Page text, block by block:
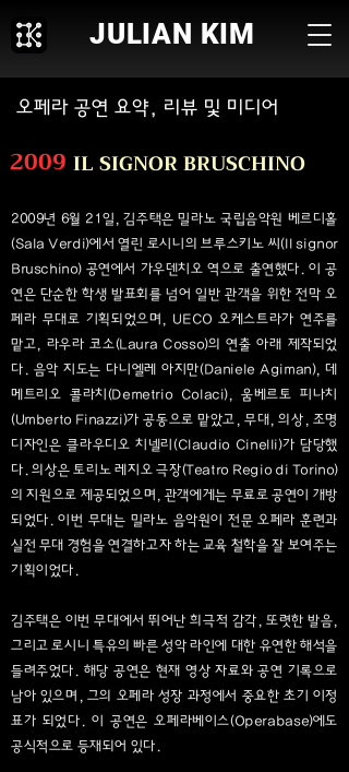
JULIAN KIM
오페라 공연 요약, 리뷰 및 미디어
2009 IL SIGNOR BRUSCHINO
2009년 6월 21일, 김주택은 밀라노 국립음악원 베르디홀
(Sala Verdi)에서 열린 로시니의 브루스키노 씨(Il signor
Bruschino) 공연에서 가우덴치오 역으로 출연했다. 이 공
연은 단순한 학생 발표회를 넘어 일반 관객을 위한 전막 오
페라 무대로 기획되었으며, UECO 오케스트라가 연주를
맡고, 라우라 코소(Laura Cosso)의 연출 아래 제작되었
다. 음악 지도는 다니엘레 아지만(Daniele Agiman), 데
메트리오 콜라치(Demetrio Colaci), 움베르토 피나치
(Umberto Finazzi)가 공동으로 맡았고, 무대, 의상, 조명
디자인은 클라우디오 치넬리(Claudio Cinelli)가 담당했
다. 의상은 토리노 레지오 극장(Teatro Regio di Torino)
의 지원으로 제공되었으며, 관객에게는 무료로 공연이 개방
되었다. 이번 무대는 밀라노 음악원이 전문 오페라 훈련과
실전 무대 경험을 연결하고자 하는 교육 철학을 잘 보여주는
기획이었다.
김주택은 이번 무대에서 뛰어난 희극적 감각, 또렷한 발음,
그리고 로시니 특유의 빠른 성악 라인에 대한 유연한 해석을
들려주었다. 해당 공연은 현재 영상 자료와 공연 기록으로
남아 있으며, 그의 오페라 성장 과정에서 중요한 초기 이정
표가 되었다. 이 공연은 오페라베이스(Operabase)에도
공식적으로 등재되어 있다.